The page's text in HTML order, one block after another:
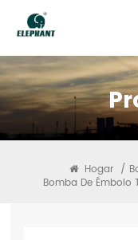
Hogar /
Bomba De Émbolo